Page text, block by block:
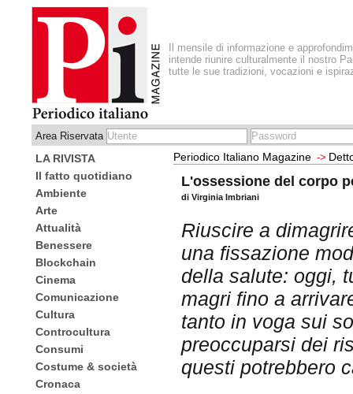
Il mensile di informazione e
intende riunire culturalmente il nostro
tutte le sue tradizioni, vocazioni e
Area Riservata
LA RIVISTA
Il fatto quotidiano
Ambiente
Arte
Attualità
Benessere
Blockchain
Cinema
Comunicazione
Cultura
Controcultura
Consumi
Costume & società
Cronaca
Periodico Italiano Magazine ->
L'ossessione del corpo
di Virginia Imbriani
Riuscire a
una fissazione
della salute: oggi,
magri fino a
tanto in voga sui
preoccuparsi dei
questi potrebbero